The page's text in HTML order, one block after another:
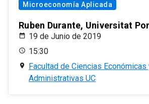
Microeconomía Aplicada
Ruben Durante, Universitat
19 de Junio de 2019
15:30
Facultad de Ciencias Económicas
Administrativas UC